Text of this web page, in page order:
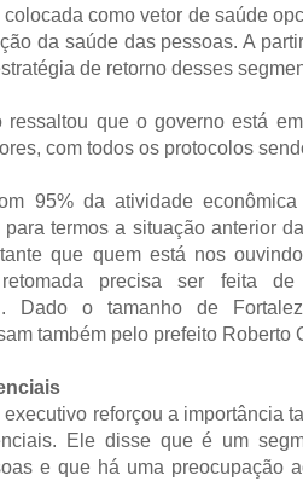
como vetor de saúde
da saúde das pessoas. A
de retorno desses
ressaltou que o governo está
com todos os protocolos
95% da atividade econômica
para termos a situação anterior
que quem está nos
precisa ser feita
Dado o tamanho de
também pelo prefeito Roberto
executivo reforçou a importância
Ele disse que é um
e que há uma preocupação